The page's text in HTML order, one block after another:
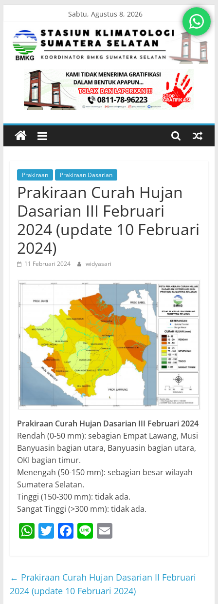
content
Sabtu, Agustus 8, 2026
Stasiun
Klimatologi
Sumatera
Koordinator
BMKG
Sumatera
Selatan
Prakiraan Prakiraan Dasarian
Prakiraan Curah Hujan
Dasarian III Februari
2024 (update 10 Februari
2024)
11 Februari 2024 widyasari
Prakiraan Curah Hujan Dasarian III Februari 2024
Rendah (0-50 mm): sebagian Empat Lawang, Musi
Banyuasin bagian utara, Banyuasin bagian utara,
OKI bagian timur.
Menengah (50-150 mm): sebagian besar wilayah
Sumatera Selatan.
Tinggi (150-300 mm): tidak ada.
Sangat Tinggi (>300 mm): tidak ada.
W
s
A
T
er
F
e
b
Li E
l
← Prakiraan Curah Hujan Dasarian II Februari
2024 (update 10 Februari 2024)